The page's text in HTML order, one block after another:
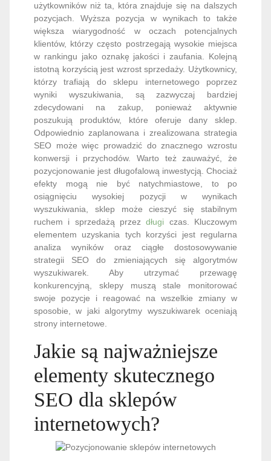
użytkowników niż ta, która znajduje się na dalszych
pozycjach. Wyższa pozycja w wynikach to także
większa wiarygodność w oczach potencjalnych
klientów, którzy często postrzegają wysokie miejsca
w rankingu jako oznakę jakości i zaufania. Kolejną
istotną korzyścią jest wzrost sprzedaży. Użytkownicy,
którzy trafiają do sklepu internetowego poprzez
wyniki wyszukiwania, są zazwyczaj bardziej
zdecydowani na zakup, ponieważ aktywnie
poszukują produktów, które oferuje dany sklep.
Odpowiednio zaplanowana i zrealizowana strategia
SEO może więc prowadzić do znacznego wzrostu
konwersji i przychodów. Warto też zauważyć, że
pozycjonowanie jest długofalową inwestycją. Chociaż
efekty mogą nie być natychmiastowe, to po
osiągnięciu wysokiej pozycji w wynikach
wyszukiwania, sklep może cieszyć się stabilnym
ruchem i sprzedażą przezdługi czas. Kluczowym
elementem uzyskania tych korzyści jest regularna
analiza wyników oraz ciągłe dostosowywanie
strategii SEO do zmieniających się algorytmów
wyszukiwarek. Aby utrzymać przewagę
konkurencyjną, sklepy muszą stale monitorować
swoje pozycje i reagować na wszelkie zmiany w
sposobie, w jaki algorytmy wyszukiwarek oceniają
strony internetowe.
Jakie są najważniejsze
elementy skutecznego
SEO dla sklepów
internetowych?